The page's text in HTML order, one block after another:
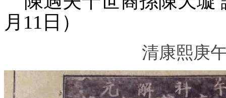
月11日）
清康熙庚